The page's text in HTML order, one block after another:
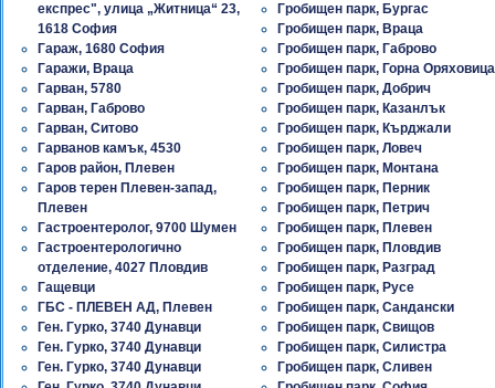
експрес", улица „Житница“ 23,
1618 София
Гараж, 1680 София
Гаражи, Враца
Гарван, 5780
Гарван, Габрово
Гарван, Ситово
Гарванов камък, 4530
Гаров район, Плевен
Гаров терен Плевен-запад,
Плевен
Гастроентеролог, 9700 Шумен
Гастроентерологично
отделение, 4027 Пловдив
Гащевци
ГБС - ПЛЕВЕН АД, Плевен
Ген. Гурко, 3740 Дунавци
Ген. Гурко, 3740 Дунавци
Ген. Гурко, 3740 Дунавци
Гробищен парк, Бургас
Гробищен парк, Враца
Гробищен парк, Габрово
Гробищен парк, Горна Оряховица
Гробищен парк, Добрич
Гробищен парк, Казанлък
Гробищен парк, Кърджали
Гробищен парк, Ловеч
Гробищен парк, Монтана
Гробищен парк, Перник
Гробищен парк, Петрич
Гробищен парк, Плевен
Гробищен парк, Пловдив
Гробищен парк, Разград
Гробищен парк, Русе
Гробищен парк, Сандански
Гробищен парк, Свищов
Гробищен парк, Силистра
Гробищен парк, Сливен